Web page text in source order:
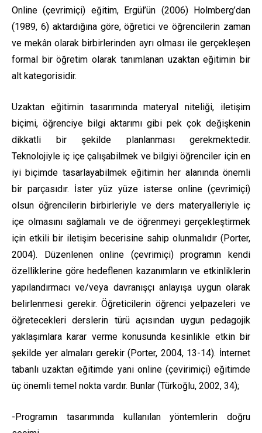
Online (çevrimiçi) eğitim, Ergül’ün (2006) Holmberg’dan
(1989, 6) aktardığına göre, öğretici ve öğrencilerin zaman
ve mekân olarak birbirlerinden ayrı olması ile gerçekleşen
formal bir öğretim olarak tanımlanan uzaktan eğitimin bir
alt kategorisidir.
Uzaktan eğitimin tasarımında materyal niteliği, iletişim
biçimi, öğrenciye bilgi aktarımı gibi pek çok değişkenin
dikkatli bir şekilde planlanması gerekmektedir.
Teknolojiyle iç içe çalışabilmek ve bilgiyi öğrenciler için en
iyi biçimde tasarlayabilmek eğitimin her alanında önemli
bir parçasıdır. İster yüz yüze isterse online (çevrimiçi)
olsun öğrencilerin birbirleriyle ve ders materyalleriyle iç
içe olmasını sağlamalı ve de öğrenmeyi gerçekleştirmek
için etkili bir iletişim becerisine sahip olunmalıdır (Porter,
2004). Düzenlenen online (çevrimiçi) programın kendi
özelliklerine göre hedeflenen kazanımların ve etkinliklerin
yapılandırmacı ve/veya davranışçı anlayışa uygun olarak
belirlenmesi gerekir. Öğreticilerin öğrenci yelpazeleri ve
öğretecekleri derslerin türü açısından uygun pedagojik
yaklaşımlara karar verme konusunda kesinlikle etkin bir
şekilde yer almaları gerekir (Porter, 2004, 13-14). İnternet
tabanlı uzaktan eğitimde yani online (çevirimiçi) eğitimde
üç önemli temel nokta vardır. Bunlar (Türkoğlu, 2002, 34);
-Programın tasarımında kullanılan yöntemlerin doğru